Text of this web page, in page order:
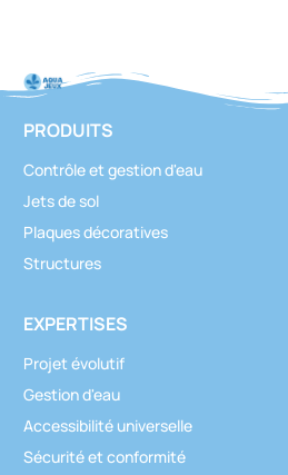
PRODUITS
Contrôle et gestion d'eau
Jets de sol
Plaques décoratives
Structures
EXPERTISES
Projet évolutif
Gestion d'eau
Accessibilité universelle
Sécurité et conformité